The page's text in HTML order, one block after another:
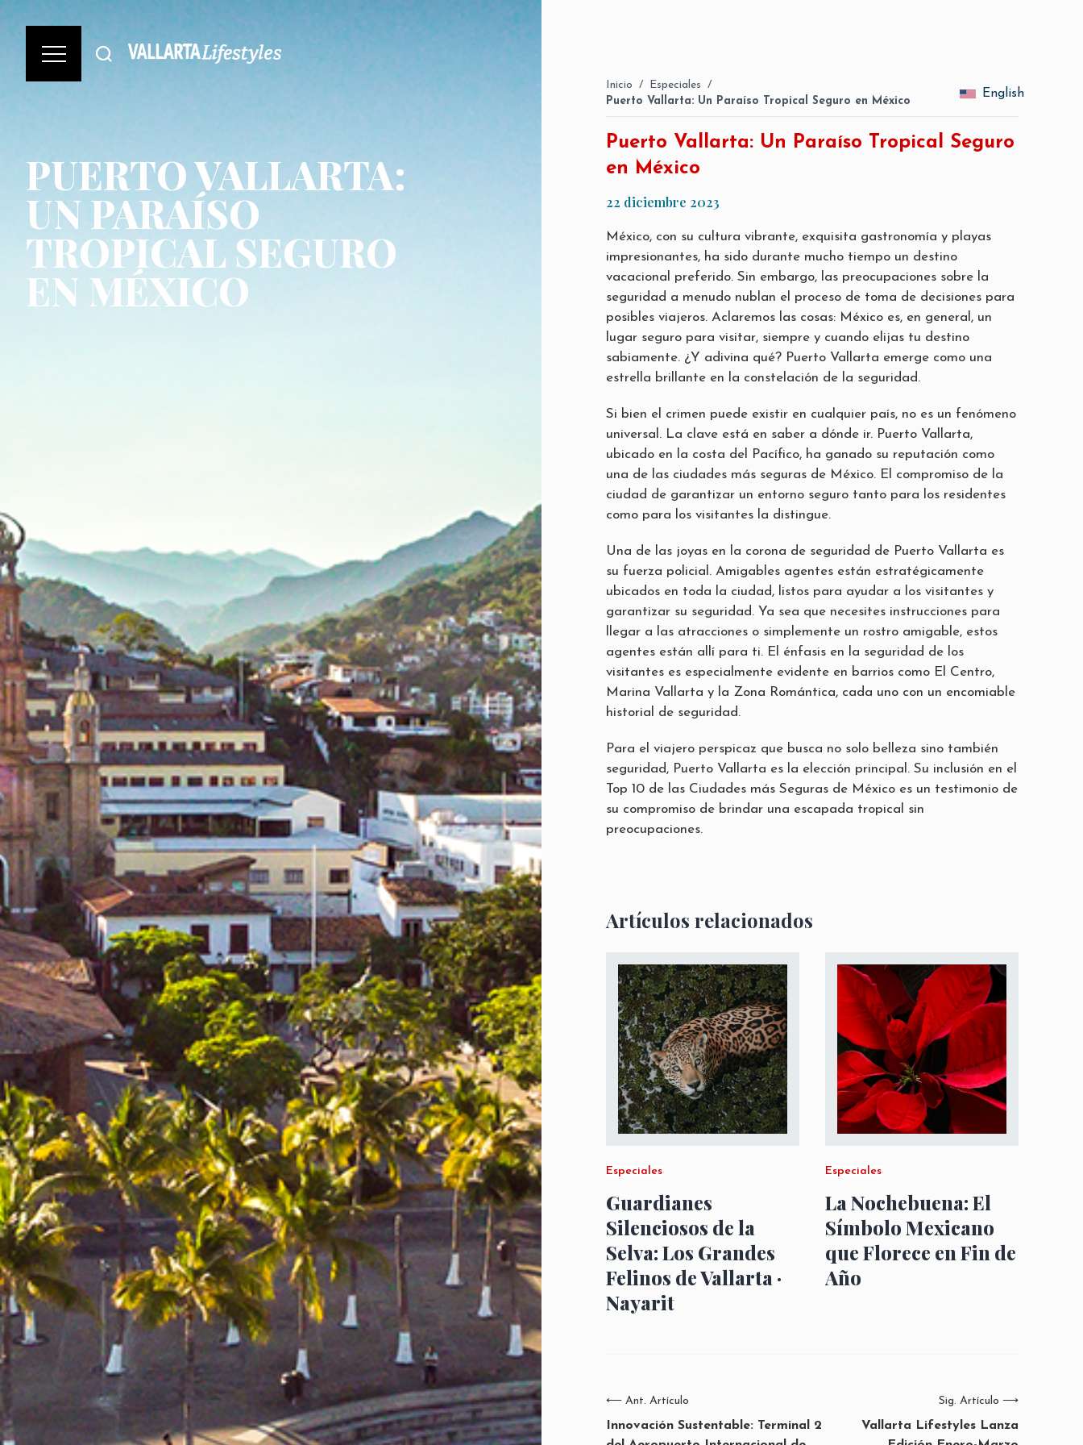
PUERTO VALLARTA:
UN PARAÍSO
TROPICAL SEGURO
EN MÉXICO
Inicio / Especiales /
Puerto Vallarta: Un Paraíso Tropical Seguro en México
English
Puerto Vallarta: Un Paraíso Tropical Seguro
en México
22 diciembre 2023
México, con su cultura vibrante, exquisita gastronomía y playas
impresionantes, ha sido durante mucho tiempo un destino
vacacional preferido. Sin embargo, las preocupaciones sobre la
seguridad a menudo nublan el proceso de toma de decisiones para
posibles viajeros. Aclaremos las cosas: México es, en general, un
lugar seguro para visitar, siempre y cuando elijas tu destino
sabiamente. ¿Y adivina qué? Puerto Vallarta emerge como una
estrella brillante en la constelación de la seguridad.
Si bien el crimen puede existir en cualquier país, no es un fenómeno
universal. La clave está en saber a dónde ir. Puerto Vallarta,
ubicado en la costa del Pacífico, ha ganado su reputación como
una de las ciudades más seguras de México. El compromiso de la
ciudad de garantizar un entorno seguro tanto para los residentes
como para los visitantes la distingue.
Una de las joyas en la corona de seguridad de Puerto Vallarta es
su fuerza policial. Amigables agentes están estratégicamente
ubicados en toda la ciudad, listos para ayudar a los visitantes y
garantizar su seguridad. Ya sea que necesites instrucciones para
llegar a las atracciones o simplemente un rostro amigable, estos
agentes están allí para ti. El énfasis en la seguridad de los
visitantes es especialmente evidente en barrios como El Centro,
Marina Vallarta y la Zona Romántica, cada uno con un encomiable
historial de seguridad.
Para el viajero perspicaz que busca no solo belleza sino también
seguridad, Puerto Vallarta es la elección principal. Su inclusión en el
Top 10 de las Ciudades más Seguras de México es un testimonio de
su compromiso de brindar una escapada tropical sin
preocupaciones.
Artículos relacionados
Especiales
Guardianes
Silenciosos de la
Selva: Los Grandes
Felinos de Vallarta ·
Nayarit
Especiales
La Nochebuena: El
Símbolo Mexicano
que Florece en Fin de
Año
⟵ Ant. Artículo
Innovación Sustentable: Terminal 2
Sig. Artículo ⟶
Vallarta Lifestyles Lanza